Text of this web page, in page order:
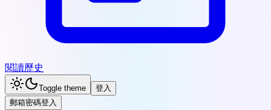
閱讀歷史
Toggle theme
登入
郵箱密碼登入